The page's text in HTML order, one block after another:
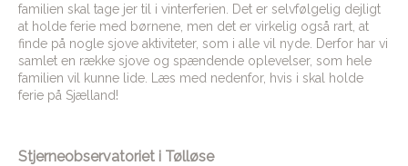
familien skal tage jer til i vinterferien. Det er selvfølgelig dejligt
at holde ferie med børnene, men det er virkelig også rart, at
finde på nogle sjove aktiviteter, som i alle vil nyde. Derfor har vi
samlet en række sjove og spændende oplevelser, som hele
familien vil kunne lide. Læs med nedenfor, hvis i skal holde
ferie på Sjælland!
Stjerneobservatoriet i Tølløse